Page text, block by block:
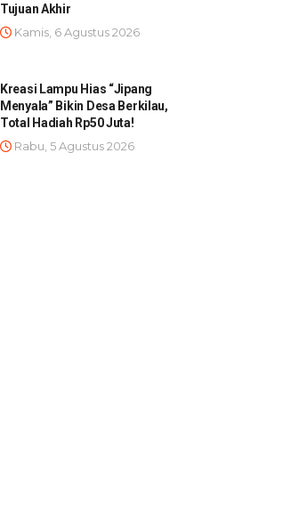
Tujuan Akhir
Kamis, 6 Agustus 2026
Kreasi Lampu Hias “Jipang
Menyala” Bikin Desa Berkilau,
Total Hadiah Rp50 Juta!
Rabu, 5 Agustus 2026